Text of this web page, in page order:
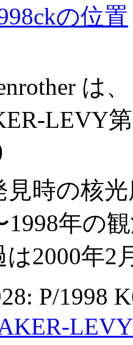
の位置
は
LEVY
見時の核
1998年の
は2000年2
P/1998